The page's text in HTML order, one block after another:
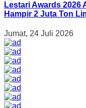
Lestari Awards
Hampir 2 Juta Ton
Jumat, 24 Juli 2026